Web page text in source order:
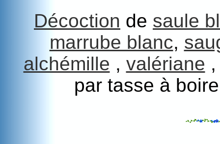
Décoction de saule
marrube blanc,
alchémille , valériane
par tasse à